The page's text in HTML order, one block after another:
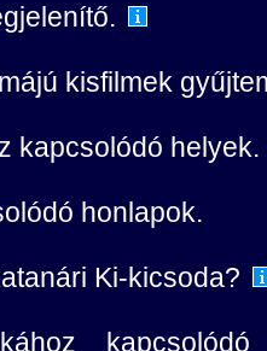
kisfilmek
kapcsolódó helyek.
honlapok.
Ki-kicsoda?
kapcsolódó